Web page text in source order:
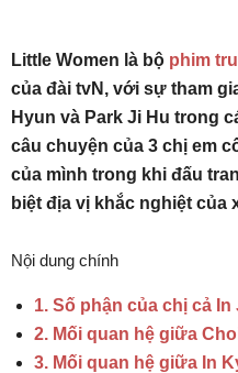
Little Women là bộ phim
của đài tvN, với sự tham
Hyun và Park Ji Hu trong
câu chuyện của 3 chị em
của mình trong khi đấu
biệt địa vị khắc nghiệt của
Nội dung chính
1. Số phận của chị cả In
2. Mối quan hệ giữa
3. Mối quan hệ giữa In